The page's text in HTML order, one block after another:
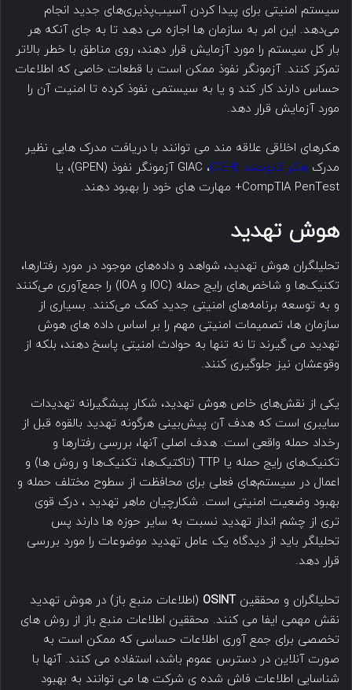
سیستم امنیتی برای پیدا کردن آسیب‌پذیری‌های جدید انجام
می‌دهد. این امر به سازمان ها اجازه می دهد تا به جای آنکه هر
بار کل سیستم را مورد آزمایش قرار دهند، روی مناطق با خطر بالاتر
تمرکز کنند. آزمونگر نفوذ ممکن است با قطعات خاصی که اطلاعات
حساس دارند کار کند و یا به سیستمی نفوذ کرده تا امنیت آن را
مورد آزمایش قرار دهد.
هکرهای اخلاقی علاقه مند می توانند با دریافت مدرک هایی نظیر
مدرک هکر قانونمند (CEH)
، GIAC آزمونگر نفوذ (GPEN)، یا
CompTIA PenTest+ مهارت های خود را بهبود دهند.
هوش تهدید
تحلیلگران هوش تهدید، شواهد و داده‌های موجود در مورد رفتارها،
تکنیک‌ها و شاخص‌های رایج حمله (IOC و IOA) را جمع‌آوری می‌کنند
و به توسعه برنامه‌های امنیتی جدید کمک می‌کنند. بسیاری از
سازمان ها، تصمیمات امنیتی مهم را بر اساس داده های هوش
تهدید می گیرند تا نه تنها به حوادث امنیتی پاسخ دهند، بلکه از
وقوعشان نیز جلوگیری کنند.
یکی از نقش‌های خاص هوش تهدید، شکار پیشگیرانه تهدیدات
سایبری است که هدف آن پیش‌بینی هرگونه تهدید بالقوه قبل از
رخداد حمله واقعی است. هدف اصلی آنها، بررسی رفتارها و
تکنیک‌های رایج حمله یا TTP (تاکتیک‌ها، تکنیک‌ها و روش ها) و
اعمال در سیستم‌های فعلی برای محافظت از سطوح مختلف حمله و
بهبود وضعیت امنیتی است. شکارچیان ماهر تهدید ، درک قوی
تری از چشم انداز تهدید نسبت به سایر حوزه ها دارند پس
تحلیلگر باید از دیدگاه یک عامل تهدید موضوعات را مورد بررسی
قرار دهد.
تحلیلگران و محققین OSINT
(اطلاعات منبع باز) در هوش تهدید
نقش مهمی ایفا می کنند. محققین اطلاعات منبع باز از روش های
تخصصی برای جمع آوری اطلاعات حساسی که ممکن است به
صورت آنلاین در دسترس عموم باشد، استفاده می کنند. آنها با
شناسایی اطلاعات فاش شده ی شرکت ها می توانند به بهبود